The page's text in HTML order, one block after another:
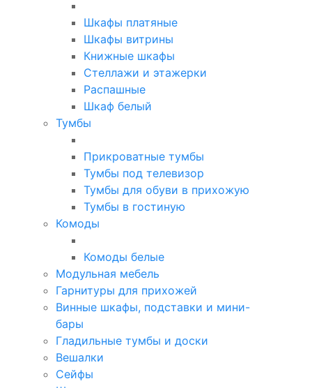
Шкафы платяные
Шкафы витрины
Книжные шкафы
Стеллажи и этажерки
Распашные
Шкаф белый
Тумбы
Прикроватные тумбы
Тумбы под телевизор
Тумбы для обуви в прихожую
Тумбы в гостиную
Комоды
Комоды белые
Модульная мебель
Гарнитуры для прихожей
Винные шкафы, подставки и мини-
бары
Гладильные тумбы и доски
Вешалки
Сейфы